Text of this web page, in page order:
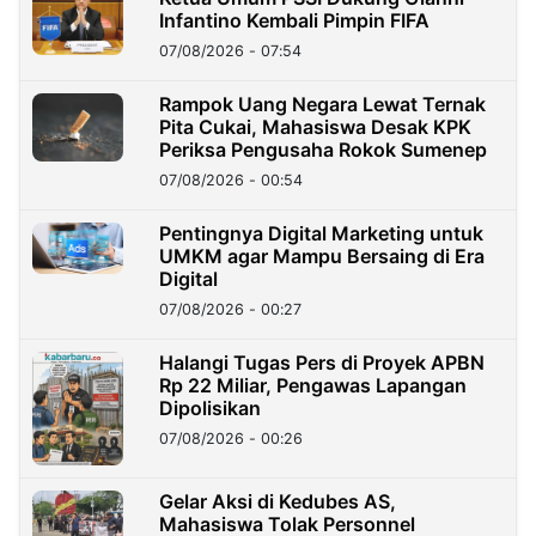
Infantino Kembali Pimpin FIFA
07/08/2026 - 07:54
Rampok Uang Negara Lewat Ternak
Pita Cukai, Mahasiswa Desak KPK
Periksa Pengusaha Rokok Sumenep
07/08/2026 - 00:54
Pentingnya Digital Marketing untuk
UMKM agar Mampu Bersaing di Era
Digital
07/08/2026 - 00:27
Halangi Tugas Pers di Proyek APBN
Rp 22 Miliar, Pengawas Lapangan
Dipolisikan
07/08/2026 - 00:26
Gelar Aksi di Kedubes AS,
Mahasiswa Tolak Personnel